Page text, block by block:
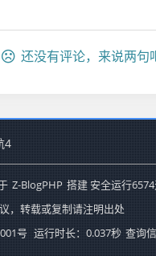
还没有评论，来说两句
4
Z-BlogPHP 搭建 安全运行6574
，转载或复制请注明出处
号 运行时长：0.037秒 查询